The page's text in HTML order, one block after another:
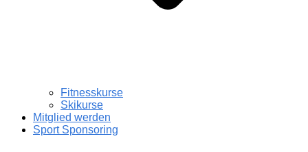
Fitnesskurse
Skikurse
Mitglied werden
Sport Sponsoring